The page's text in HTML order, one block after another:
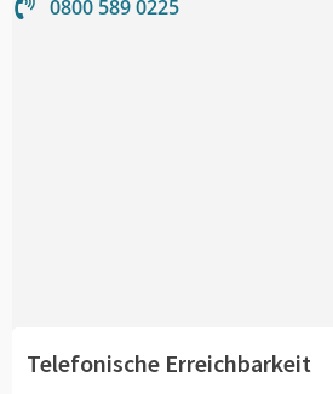
0800 589 0225
Telefonische Erreichbarkeit